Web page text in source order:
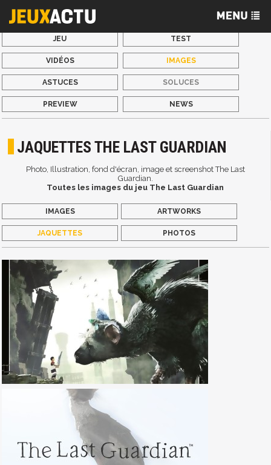
JEU TEST
VIDÉOS IMAGES
ASTUCES SOLUCES
PREVIEW NEWS
JAQUETTES THE LAST GUARDIAN
Photo, Illustration, fond d'écran, image et screenshot The Last
Guardian.
Toutes les images du jeu The Last Guardian
IMAGES ARTWORKS
JAQUETTES PHOTOS